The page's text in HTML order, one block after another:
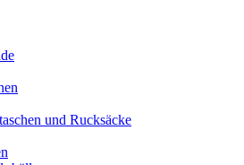
und Rucksäcke